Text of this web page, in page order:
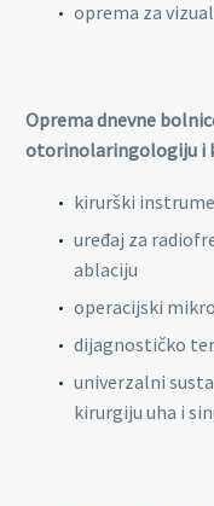
oprema za
Oprema dnevne
otorinolaringologiju i
kirurški
uređaj za
ablaciju
operacijski
dijagnostičko
univerzalni
kirurgiju uha i